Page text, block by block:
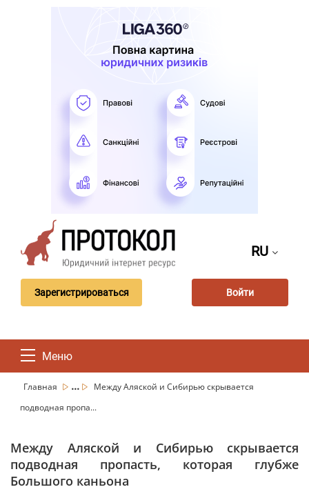
RU
Зарегистрироваться Войти
Меню
Главная ...
Между Аляской и Сибирью скрывается
подводная пропа...
Между Аляской и Сибирью скрывается
подводная пропасть, которая глубже
Большого каньона